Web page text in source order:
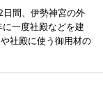
間、伊勢神宮の外
一度社殿などを建
社殿に使う御用材の